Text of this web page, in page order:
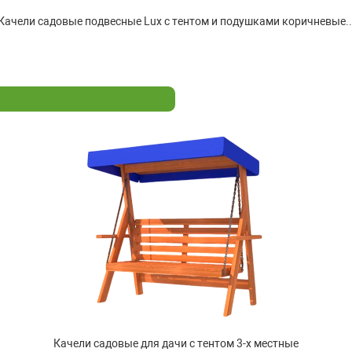
Качели садовые подвесные Lux с тентом и подушками
Качели садовые для дачи с тентом 3-х местные